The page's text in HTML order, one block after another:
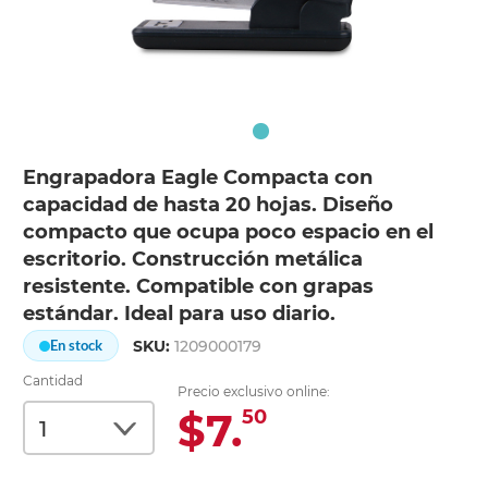
Engrapadora Eagle Compacta con
capacidad de hasta 20 hojas. Diseño
compacto que ocupa poco espacio en el
escritorio. Construcción metálica
resistente. Compatible con grapas
estándar. Ideal para uso diario.
En stock SKU:1209000179
Cantidad
Precio exclusivo online:
$7.50